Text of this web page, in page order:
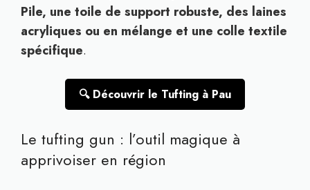
Pile, une toile de support robuste, des laines
acryliques ou en mélange et une colle textile
spécifique.
🔍 Découvrir le Tufting à Pau
Le tufting gun : l’outil magique à
apprivoiser en région